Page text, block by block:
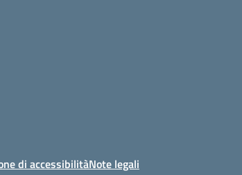
di accessibilitàNote legali